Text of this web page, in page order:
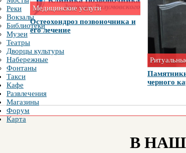
Реки
Вокзалы
Библиотеки
Музеи
Театры
Дворцы культуры
Набережные
Фонтаны
Такси
Кафе
Развлечения
Магазины
Форум
Карта
Медицинские услуги
Остеохондроз позвоночника и
его лечение
черного
В